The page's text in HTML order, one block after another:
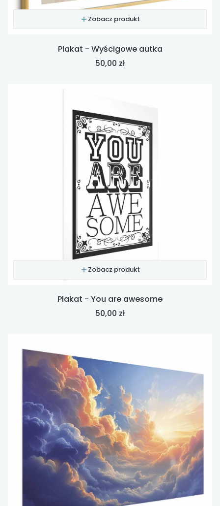
Zobacz produkt
Plakat - Wyścigowe autka
Cena
50,00 zł
Zobacz produkt
Plakat - You are awesome
Cena
50,00 zł